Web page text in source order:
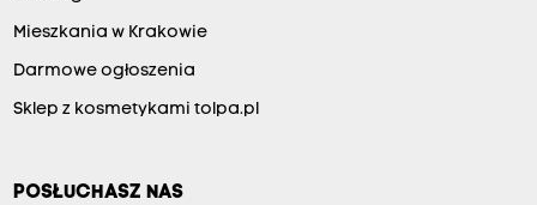
Mieszkania w Krakowie
Darmowe ogłoszenia
Sklep z kosmetykami tolpa.pl
POSŁUCHASZ NAS